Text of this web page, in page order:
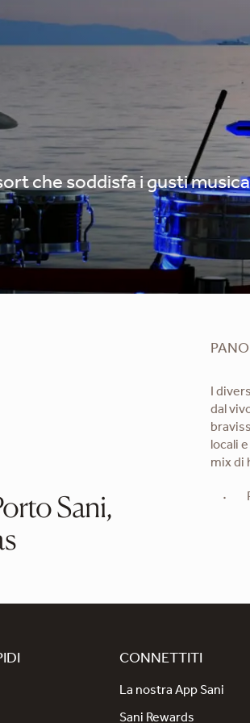
che soddisfa i gusti
Sani,
I
dal
locali
mix di
CONNETTITI
La nostra App Sani
Sani Rewards